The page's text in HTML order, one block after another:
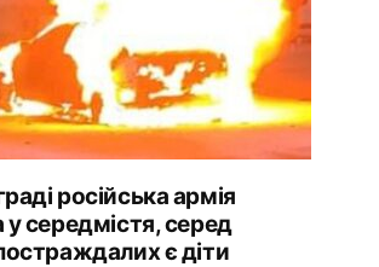
російська армія
у середмістя, серед
є діти